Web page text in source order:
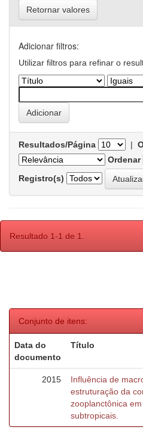
Retornar valores
Adicionar filtros:
Utilizar filtros para refinar o
Resultados/Página |
Ordenar
Registro(s)
Resultado 1-1 de 1.
Conjunto de itens:
Data do
documento
Título
2015
Influência de
estruturação da
zooplanctônica
subtropicais.